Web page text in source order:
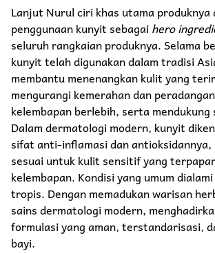
Lanjut Nurul ciri khas utama produknya
penggunaan kunyit sebagai hero
seluruh rangkaian produknya. Selama
kunyit telah digunakan dalam tradisi
membantu menenangkan kulit yang
mengurangi kemerahan dan
kelembapan berlebih, serta
Dalam dermatologi modern, kunyit
sifat anti-inflamasi dan antioksidannya,
sesuai untuk kulit sensitif yang
kelembapan. Kondisi yang umum
tropis. Dengan memadukan warisan
sains dermatologi modern,
formulasi yang aman, terstandarisasi,
bayi.